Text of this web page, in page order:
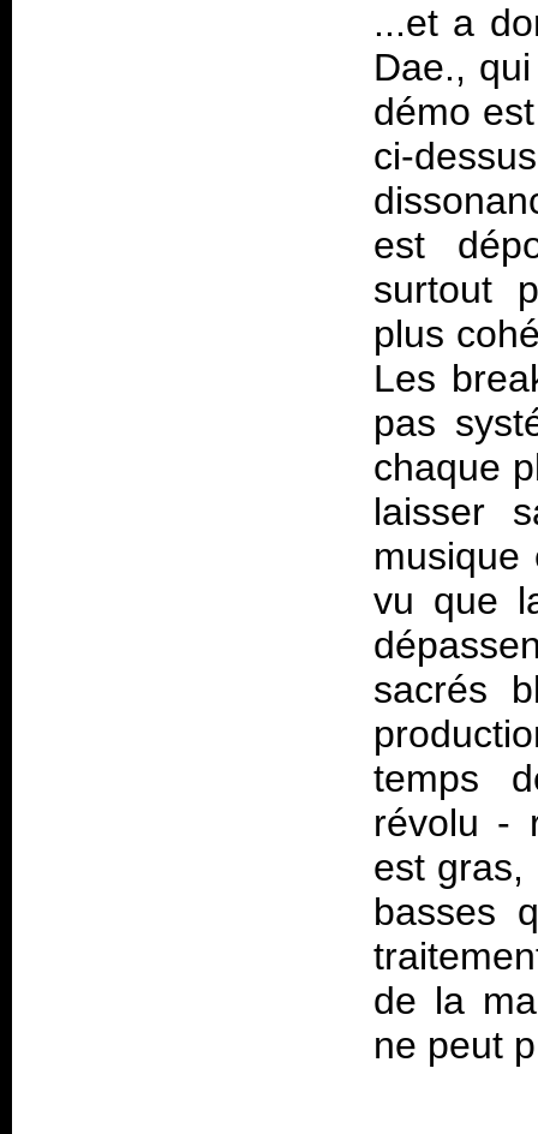
...et a
Dae.,
démo
ci-
est
surtout
plus
Les
pas
chaque
laisser
musique
vu que
sacrés
temps
révolu -
est gras,
basses
de la